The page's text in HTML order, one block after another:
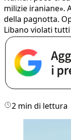
milizie iraniane».
della pagnotta.
Libano violati
2 min di lettura